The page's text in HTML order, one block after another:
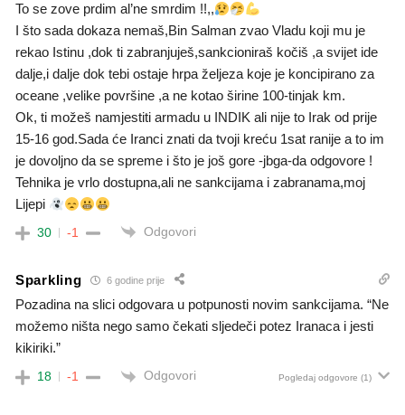
To se zove prdim al’ne smrdim !!,,
I što sada dokaza nemaš,Bin Salman zvao Vladu koji mu je
rekao Istinu ,dok ti zabranjuješ,sankcioniraš kočiš ,a svijet ide
dalje,i dalje dok tebi ostaje hrpa željeza koje je koncipirano za
oceane ,velike površine ,a ne kotao širine 100-tinjak km.
Ok, ti možeš namjestiti armadu u INDIK ali nije to Irak od prije
15-16 god.Sada će Iranci znati da tvoji kreću 1sat ranije a to im
je dovoljno da se spreme i što je još gore -jbga-da odgovore !
Tehnika je vrlo dostupna,ali ne sankcijama i zabranama,moj
Lijepi
30 -1 Odgovori
Sparkling 6 godine prije
Pozadina na slici odgovara u potpunosti novim sankcijama. “Ne
možemo ništa nego samo čekati sljedeči potez Iranaca i jesti
kikiriki.”
18 -1 Odgovori Pogledaj odgovore (1)